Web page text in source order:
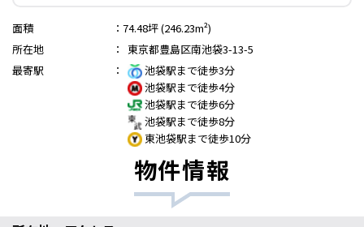
面積 ： 74.48坪 (246.23m²)
所在地
：
東京都豊島区南池袋3-13-5
最寄駅
：
池袋駅まで徒歩3分
池袋駅まで徒歩4分
池袋駅まで徒歩6分
池袋駅まで徒歩8分
東池袋駅まで徒歩10分
物件情報